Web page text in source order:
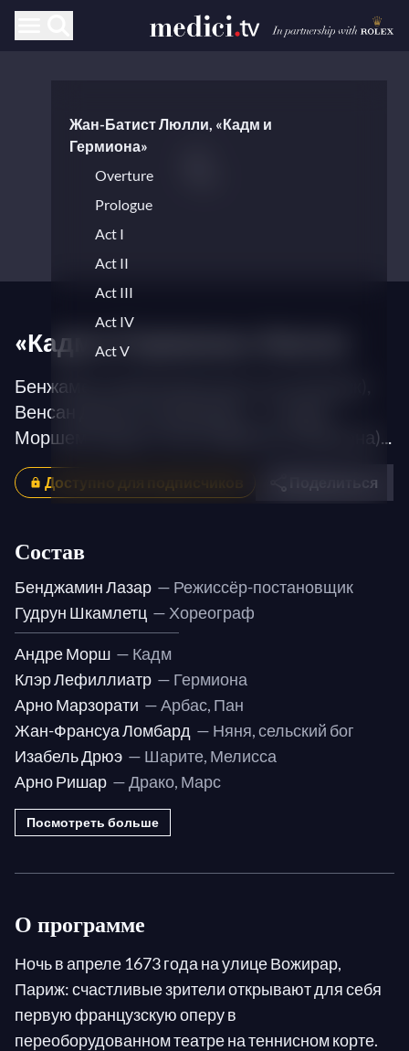
Жан-Батист Люлли, «Кадм и
Гермиона»
Overture
Prologue
Act I
Act II
Act III
Act IV
Act V
«Кадм и Гермиона» Люлли
Бенжамен Лазар (режиссёр-постановщик),
Венсан Дюместр (дирижёр) – С Андре
Моршем (Кадм), Клэр Лефийятр (Гермиона)...
Доступно для подписчиков Поделиться
Состав
Бенджамин Лазар — Режиссёр-постановщик
Гудрун Шкамлетц — Хореограф
Андре Морш — Кадм
Клэр Лефиллиатр — Гермиона
Арно Марзорати — Арбас, Пан
Жан-Франсуа Ломбард — Няня, сельский бог
Изабель Дрюэ — Шарите, Мелисса
Арно Ришар — Драко, Марс
Посмотреть больше
О программе
Ночь в апреле 1673 года на улице Вожирар,
Париж: счастливые зрители открывают для себя
первую французскую оперу в
переоборудованном театре на теннисном корте.